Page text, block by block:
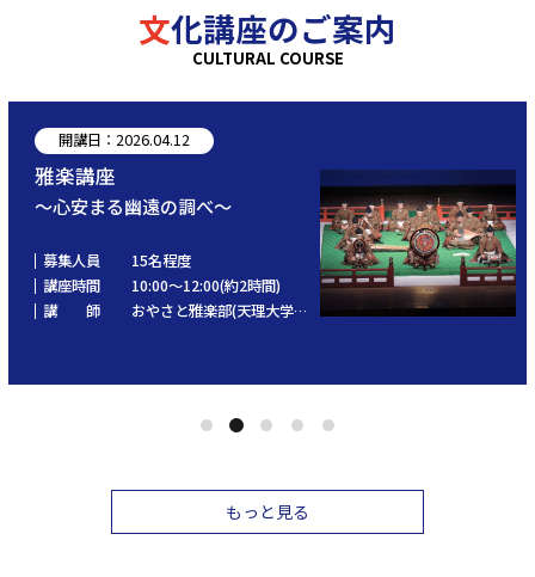
文化講座のご案内
CULTURAL COURSE
開講日：2026.04.12
雅楽講座
～心安まる幽遠の調べ～
募集人員
15名程度
講座時間
10:00～12:00(約2時間)
講 師
おやさと雅楽部(天理大学雅楽部ＯＢ会)
もっと見る